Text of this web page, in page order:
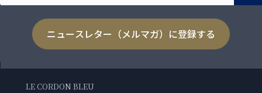
ニュースレター（メルマガ）に登録する
LE CORDON BLEU